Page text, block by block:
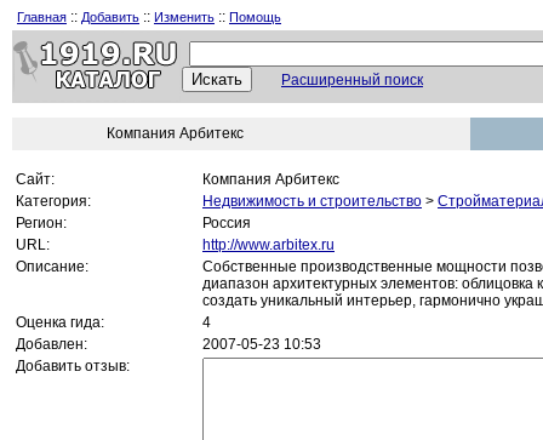
Главная :: Добавить :: Изменить :: Помощь
Расширенный поиск
Компания Арбитекс
Сайт:
Компания Арбитекс
Категория:
Недвижимость и строительство >
Регион:
Россия
URL:
http://www.arbitex.ru
Описание:
Собственные производственные мощности
диапазон архитектурных элементов:
создать уникальный интерьер, гармонично
Оценка гида:
4
Добавлен:
2007-05-23 10:53
Добавить отзыв: